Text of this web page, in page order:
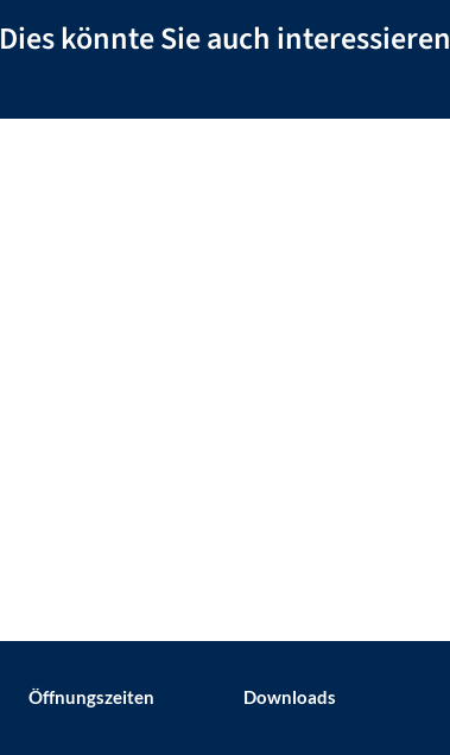
Dies könnte Sie auch interessieren
Öffnungszeiten Downloads